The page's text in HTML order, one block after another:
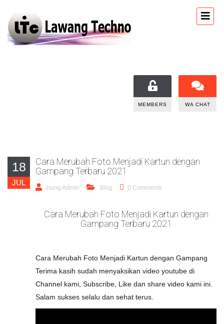
MEMBERS WA CHAT
18
JUL
Cara Merubah Foto Menjadi Kartun dengan
Gampang Terbaru 2021
inung Admin Blog 0 Comments
Cara Merubah Foto Menjadi Kartun dengan
Gampang Terbaru 2021
Cara Merubah Foto Menjadi Kartun dengan Gampang
Terima kasih sudah menyaksikan video youtube di
Channel kami, Subscribe, Like dan share video kami ini.
Salam sukses selalu dan sehat terus.